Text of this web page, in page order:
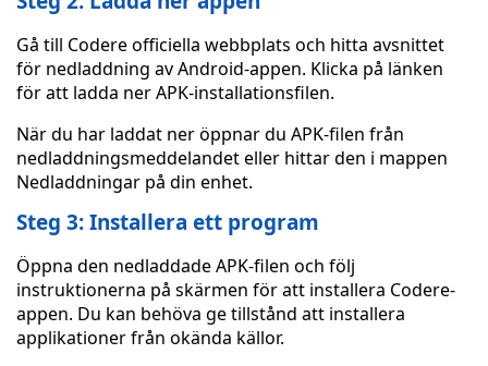
Gå till Codere officiella webbplats och hitta avsnittet
för nedladdning av Android-appen. Klicka på länken
för att ladda ner APK-installationsfilen.
När du har laddat ner öppnar du APK-filen från
nedladdningsmeddelandet eller hittar den i mappen
Nedladdningar på din enhet.
Steg 3: Installera ett program
Öppna den nedladdade APK-filen och följ
instruktionerna på skärmen för att installera Codere-
appen. Du kan behöva ge tillstånd att installera
applikationer från okända källor.